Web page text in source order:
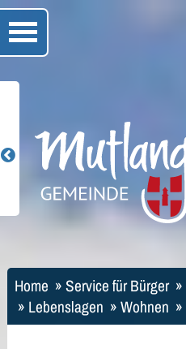
Home »Service für Bürger»
» Lebenslagen »Wohnen »